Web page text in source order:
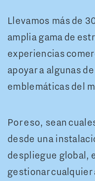
Llevamos más de
amplia gama de
experiencias
apoyar a algunas
emblemáticas del
Por eso, sean
desde una
despliegue global,
gestionar